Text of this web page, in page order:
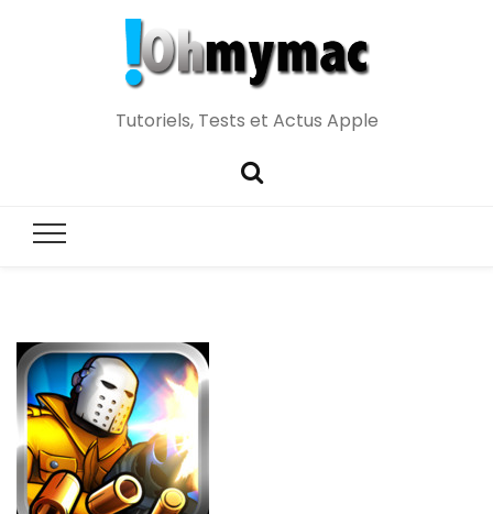
Tutoriels, Tests et Actus Apple